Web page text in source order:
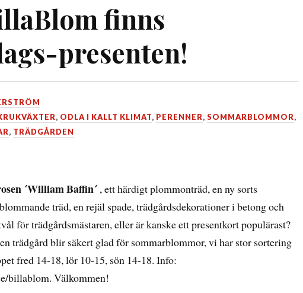
finns
presenten!
, ODLA I KALLT KLIMAT, PERENNER, SOMMARBLOMMOR,
, TRÄDGÅRDEN
´William Baffin´ , ett härdigt plommonträd, en ny sorts
träd, en rejäl spade, trädgårdsdekorationer i betong och
för trädgårdsmästaren, eller är kanske ett presentkort populärast?
trädgård blir säkert glad för sommarblommor, vi har stor sortering
fred 14-18, lör 10-15, sön 14-18. Info:
billablom. Välkommen!